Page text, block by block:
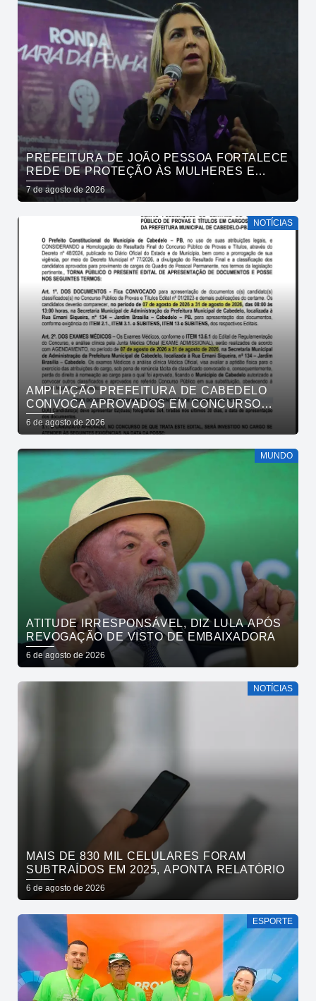
PREFEITURA DE JOÃO PESSOA FORTALECE
REDE DE PROTEÇÃO ÀS MULHERES E
ENTENDE QUE ACOLHER É SALVAR VIDAS
7 de agosto de 2026
NOTÍCIAS
AMPLIAÇÃO PREFEITURA DE CABEDELO
CONVOCA APROVADOS EM CONCURSO
PÚBLICO DA SAÚDE PARA APRESENTAÇÃO
DE DOCUMENTOS
6 de agosto de 2026
MUNDO
ATITUDE IRRESPONSÁVEL, DIZ LULA APÓS
REVOGAÇÃO DE VISTO DE EMBAIXADORA
6 de agosto de 2026
NOTÍCIAS
MAIS DE 830 MIL CELULARES FORAM
SUBTRAÍDOS EM 2025, APONTA RELATÓRIO
6 de agosto de 2026
ESPORTE